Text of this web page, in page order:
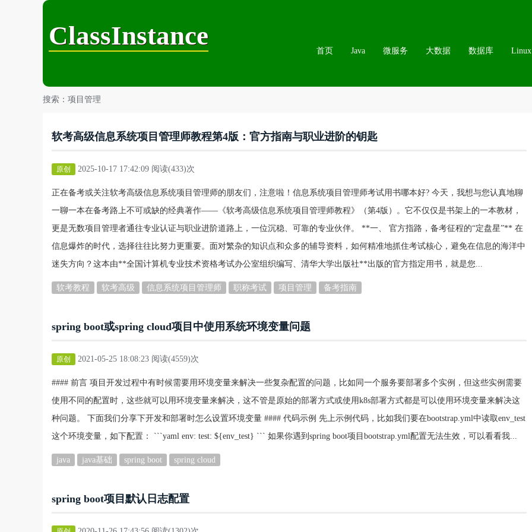
ClassInstance
首页 Java 微服务 大数据 数据库 Linux
搜索：项目管理
软考高级信息系统项目管理师教程第4版：官方指南与职业进阶的钥匙
原创 2025-10-17 17:42:09 阅读(433)次
正在备考或关注软考高级信息系统项目管理师的朋友们，注意啦！信息系统项目管理师考试用书哪本好? 今天，我想与您认真地聊
一聊一本在备考路上不可或缺的经典著作——《软考高级信息系统项目管理师教程》（第4版）。它不仅仅是书架上的一本教材，
更是无数项目管理者通往专业认证与职业进阶道路上，一位沉稳、可靠的专业伙伴。 **一、 官方指路，备考征程的“定盘星”** 在
信息爆炸的时代，选择往往比努力更重要。面对繁杂的知识点和众多的辅导资料，如何精准地抓住考试核心，避免在信息的海洋中
迷失方向？这本由**全国计算机专业技术资格考试办公室组织编写、清华大学出版社**出版的官方指定用书，就是您...
软考教程 软考高级 信息系统项目管理师 职称考试 项目管理 备考指南
spring boot或spring cloud项目中使用系统环境变量问题
原创 2021-05-25 18:08:23 阅读(4559)次
#### 前言 项目开发过程中有时候需要用环境变量来解决一些复杂配置的问题，比如同一个服务要部署多个实例，但这些实例需要
使用不同的配置时，这些就可以用环境变量来解决，这不管是原始的部署方式或使用k8s部署方式都是可以使用环境变量来解决这
种问题。 下面我们分享下开发和部署时怎么设置环境变量 #### 代码示例 先上示例代码，比如我们要在bootstrap.yml中读取env_test
这个环境变量，如下配置： ```yaml env: test: ${env_test} ``` 如果你遇到spring boot项目bootstrap.yml配置无法生效，可以看看我...
java java基础 spring boot spring cloud
spring boot项目默认日志配置